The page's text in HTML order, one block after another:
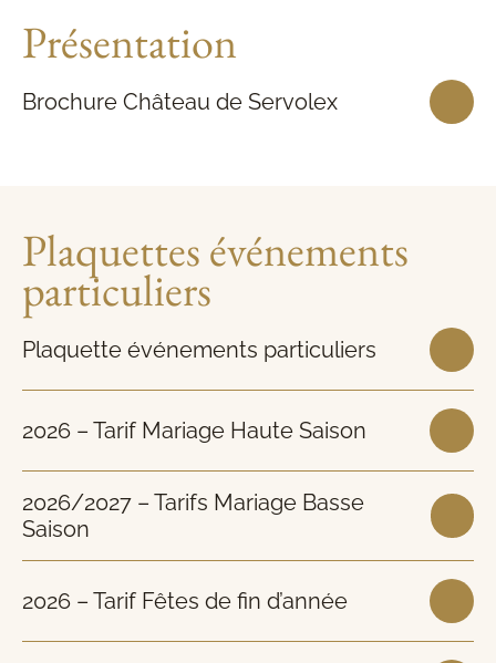
Présentation
Brochure Château de Servolex
Plaquettes événements
particuliers
Plaquette événements particuliers
2026 – Tarif Mariage Haute Saison
2026/2027 – Tarifs Mariage Basse
Saison
2026 – Tarif Fêtes de fin d’année